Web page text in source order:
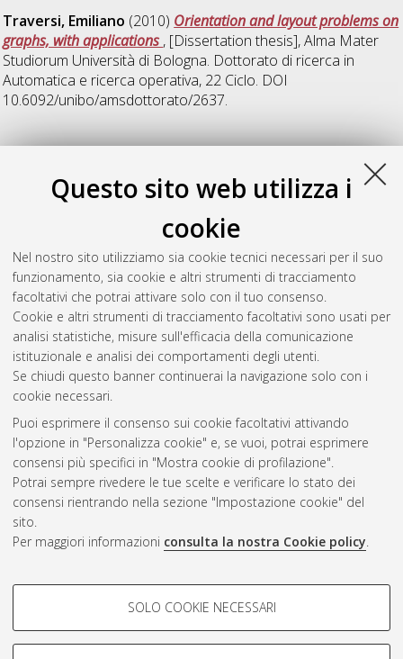
Questo sito web utilizza i
cookie
Nel nostro sito utilizziamo sia cookie tecnici necessari per il suo
funzionamento, sia cookie e altri strumenti di tracciamento
facoltativi che potrai attivare solo con il tuo consenso.
Cookie e altri strumenti di tracciamento facoltativi sono usati per
analisi statistiche, misure sull'efficacia della comunicazione
istituzionale e analisi dei comportamenti degli utenti.
Se chiudi questo banner continuerai la navigazione solo con i
cookie necessari.
Puoi esprimere il consenso sui cookie facoltativi attivando
l'opzione in "Personalizza cookie" e, se vuoi, potrai esprimere
consensi più specifici in "Mostra cookie di profilazione".
Potrai sempre rivedere le tue scelte e verificare lo stato dei
consensi rientrando nella sezione "Impostazione cookie" del
sito.
Per maggiori informazioni consulta la nostra Cookie policy.
COOKIE DI PROFILAZIONE -
Si tratta di cookie utilizzati per analizzare le caratteristiche della
SOLO COOKIE NECESSARI
Traversi, Emiliano (2010) Orientation and layout problems on
graphs, with applications , [Dissertation thesis], Alma Mater
Studiorum Università di Bologna. Dottorato di ricerca in
Automatica e ricerca operativa, 22 Ciclo. DOI
10.6092/unibo/amsdottorato/2637.
V
Vera Valdes, Victor Andres (2010)Integrating Crew
Scheduling and Rostering Problems, [Dissertation thesis], Alma
Mater Studiorum Università di Bologna. Dottorato di ricerca in
Automatica e ricerca operativa, 21 Ciclo. DOI
10.6092/unibo/amsdottorato/2705.
Questa lista e' stata generata il Wed Aug 5 20:41:10 2026
Atom
Rss 1.0
Rss 2.0
ISSN: 2038-7946
Impostazioni Cookie
Informativa sulla privacy
Condizioni d’uso del sito